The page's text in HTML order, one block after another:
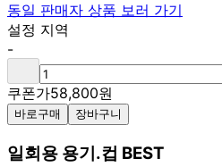
동일 판매자 상품 보러 가기
설정 지역
-
쿠폰가58,800원
바로구매 장바구니
일회용 용기.컵 BEST